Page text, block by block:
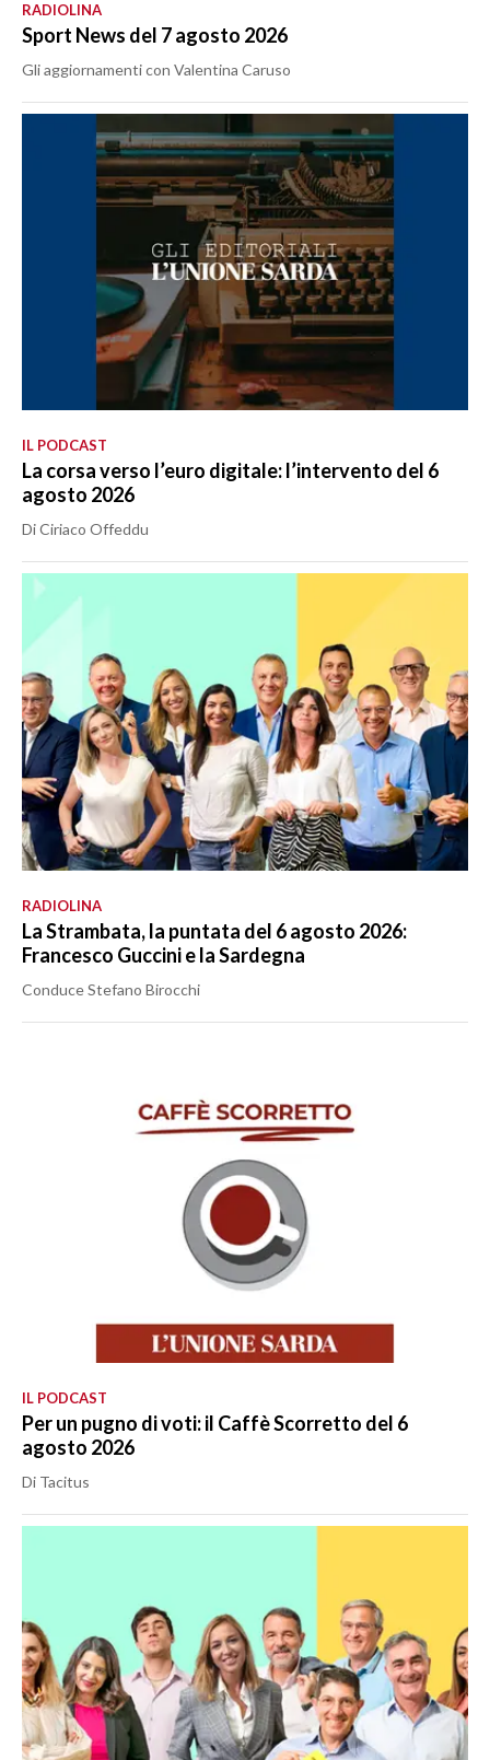
RADIOLINA
Sport News del 7 agosto 2026
Gli aggiornamenti con Valentina Caruso
IL PODCAST
La corsa verso l’euro digitale: l’intervento del 6
agosto 2026
Di Ciriaco Offeddu
RADIOLINA
La Strambata, la puntata del 6 agosto 2026:
Francesco Guccini e la Sardegna
Conduce Stefano Birocchi
IL PODCAST
Per un pugno di voti: il Caffè Scorretto del 6
agosto 2026
Di Tacitus